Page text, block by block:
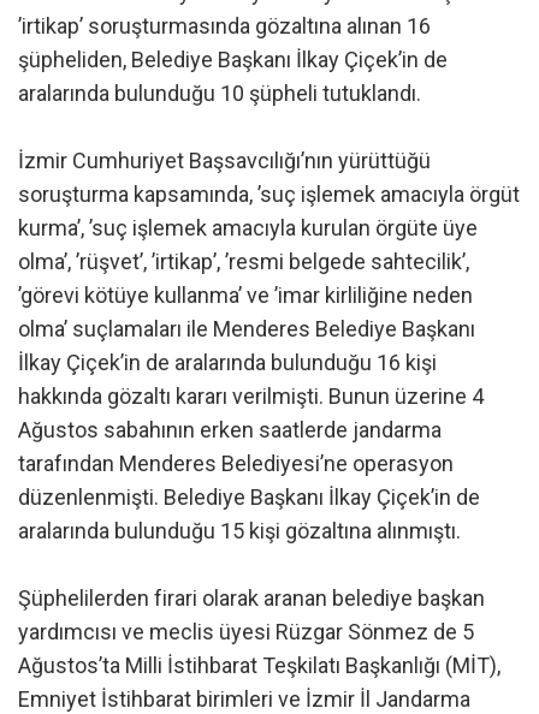
’irtikap’ soruşturmasında gözaltına alınan 16
şüpheliden, Belediye Başkanı İlkay Çiçek’in de
aralarında bulunduğu 10 şüpheli tutuklandı.
İzmir Cumhuriyet Başsavcılığı’nın yürüttüğü
soruşturma kapsamında, ’suç işlemek amacıyla örgüt
kurma’, ’suç işlemek amacıyla kurulan örgüte üye
olma’, ’rüşvet’, ’irtikap’, ’resmi belgede sahtecilik’,
’görevi kötüye kullanma’ ve ’imar kirliliğine neden
olma’ suçlamaları ile Menderes Belediye Başkanı
İlkay Çiçek’in de aralarında bulunduğu 16 kişi
hakkında gözaltı kararı verilmişti. Bunun üzerine 4
Ağustos sabahının erken saatlerde jandarma
tarafından Menderes Belediyesi’ne operasyon
düzenlenmişti. Belediye Başkanı İlkay Çiçek’in de
aralarında bulunduğu 15 kişi gözaltına alınmıştı.
Şüphelilerden firari olarak aranan belediye başkan
yardımcısı ve meclis üyesi Rüzgar Sönmez de 5
Ağustos’ta Milli İstihbarat Teşkilatı Başkanlığı (MİT),
Emniyet İstihbarat birimleri ve İzmir İl Jandarma